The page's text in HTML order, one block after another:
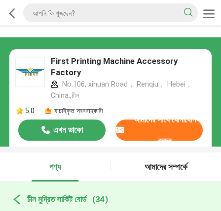
First Printing Machine Accessory
Factory
No.106, xihuan Road， Renqiu， Hebei，
China.,চীন
5.0
যাচাইকৃত সরবরাহকারী
এখন ডাকো
আমাদের সাথে যোগাযোগ
করুন
পণ্য আমাদের সম্পর্কে
চীন মুদ্রিত সার্কিট বোর্ড (34)